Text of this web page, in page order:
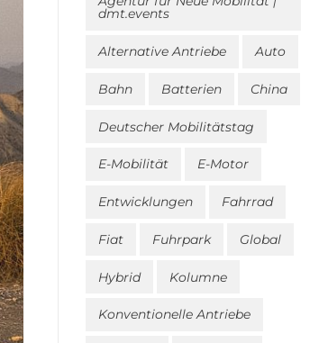
dmt.events
Alternative Antriebe Auto
Bahn Batterien China
Deutscher Mobilitätstag
E-Mobilität E-Motor
Entwicklungen Fahrrad
Fiat Fuhrpark Global
Hybrid Kolumne
Konventionelle Antriebe